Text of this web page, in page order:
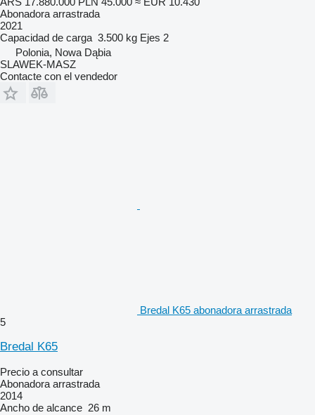
Abonadora arrastrada
2021
Capacidad de carga 3.500 kg Ejes 2
Polonia, Nowa Dąbia
SLAWEK-MASZ
Contacte con el vendedor
Bredal K65 abonadora arrastrada
5
Bredal K65
Precio a consultar
Abonadora arrastrada
2014
Ancho de alcance 26 m